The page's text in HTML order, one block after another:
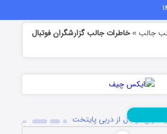
جالب »خاطرات جالب گزارشگران فوتبال
فوتبال از دربی پایتخت